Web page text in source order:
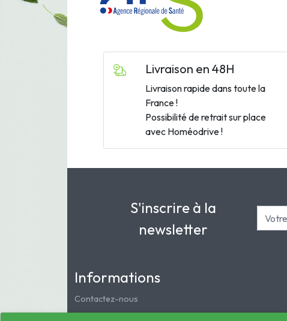
Livraison en 48H
Livraison rapide dans toute la
France !
Possibilité de retrait sur place
avec Homéodrive !
S'inscrire à la
newsletter
Informations
Contactez-nous
Mentions légales